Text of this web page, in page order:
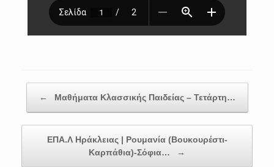
←
Μαθήματα Κλασσικής Παιδείας – Τετάρτη…
ΕΠΑ.Λ Ηράκλειας | Ρουμανία (Βουκουρέστι-
Καρπάθια)-Σόφια…
→